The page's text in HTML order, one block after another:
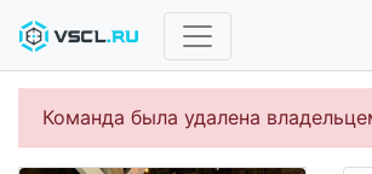
Команда была удалена